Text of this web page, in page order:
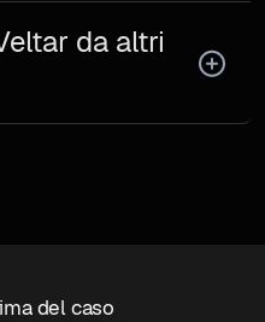
da altri
del caso